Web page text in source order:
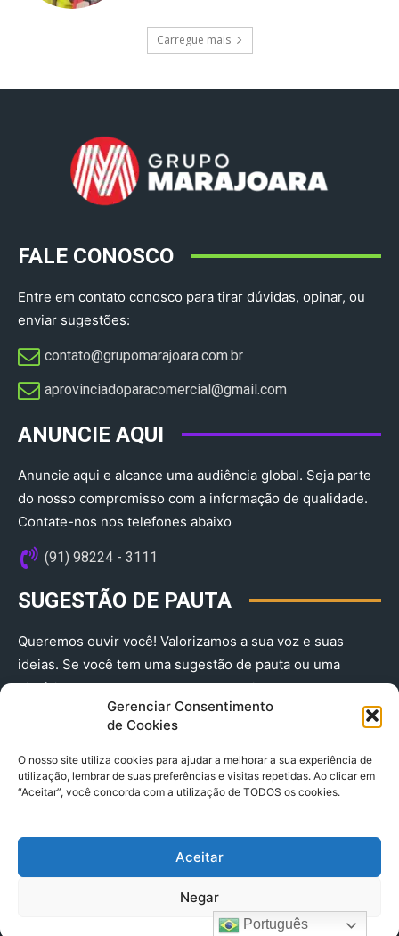
Gerenciar Consentimento
de Cookies
O nosso site utiliza cookies para ajudar a melhorar a sua experiência de
utilização, lembrar de suas preferências e visitas repetidas. Ao clicar em
“Aceitar”, você concorda com a utilização de TODOS os cookies.
Aceitar
Negar
Carregue mais
FALE CONOSCO
Entre em contato conosco para tirar dúvidas, opinar, ou
enviar sugestões:
contato@grupomarajoara.com.br
aprovinciadoparacomercial@gmail.com​
ANUNCIE AQUI
Anuncie aqui e alcance uma audiência global. Seja parte
do nosso compromisso com a informação de qualidade.
Contate-nos nos telefones abaixo
(91) 98224 - 3111
SUGESTÃO DE PAUTA
Queremos ouvir você! Valorizamos a sua voz e suas
ideias. Se você tem uma sugestão de pauta ou uma
história que merece ser contada, envie-nos agora!
(91) 98224 - 3111
© 2025 A Província do Pará CNPJ: 04.901.141/0001-36 End .
Trav. Quintino Bocaiuva 2301, Ed. Rogério Fernandez – Sala
2701- Cremação – CEP 66045.315
Português